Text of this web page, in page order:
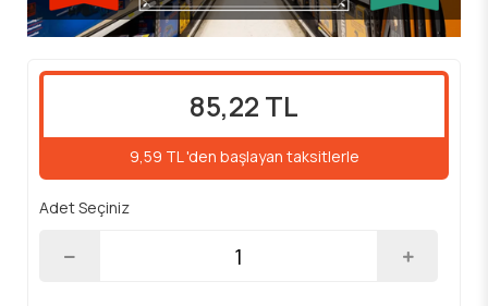
85,22 TL
9,59 TL 'den başlayan taksitlerle
Adet Seçiniz